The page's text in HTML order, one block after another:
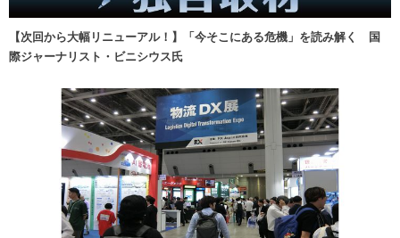
【次回から大幅リニューアル！】「今そこにある危機」を読み解く 国
際ジャーナリスト・ビニシウス氏